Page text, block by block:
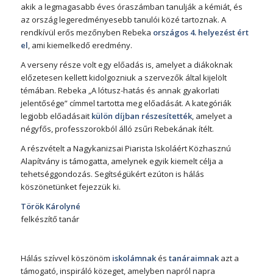
akik a legmagasabb éves óraszámban tanulják a kémiát, és
az ország legeredményesebb tanulói közé tartoznak. A
rendkívül erős mezőnyben Rebeka országos 4. helyezést ért
el , ami kiemelkedő eredmény.
A verseny része volt egy előadás is, amelyet a diákoknak
előzetesen kellett kidolgozniuk a szervezők által kijelölt
témában. Rebeka „A lótusz-hatás és annak gyakorlati
jelentősége” címmel tartotta meg előadását. A kategóriák
legjobb előadásait külön díjban részesítették, amelyet a
négyfős, professzorokból álló zsűri Rebekának ítélt.
A részvételt a Nagykanizsai Piarista Iskoláért Közhasznú
Alapítvány is támogatta, amelynek egyik kiemelt célja a
tehetséggondozás. Segítségükért ezúton is hálás
köszönetünket fejezzük ki.
Török Károlyné
felkészítő tanár
Hálás szívvel köszönöm iskolámnakés tanáraimnakazt a
támogató, inspiráló közeget, amelyben napról napra